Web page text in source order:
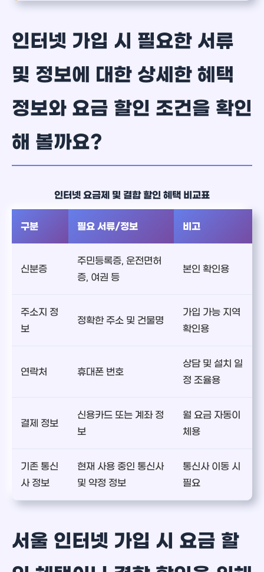
인터넷 가입 시 필요한 서류
및 정보에 대한 상세한 혜택
정보와 요금 할인 조건을 확인
해 볼까요?
인터넷 요금제 및 결합 할인 혜택 비교표
구분 필요 서류/정보 비고
신분증
주민등록증, 운전면허
증, 여권 등
본인 확인용
주소지 정
보
정확한 주소 및 건물명
가입 가능 지역
확인용
연락처 휴대폰 번호
상담 및 설치 일
정 조율용
결제 정보
신용카드 또는 계좌 정
보
월 요금 자동이
체용
기존 통신
사 정보
현재 사용 중인 통신사
및 약정 정보
통신사 이동 시
필요
서울 인터넷 가입 시 요금 할